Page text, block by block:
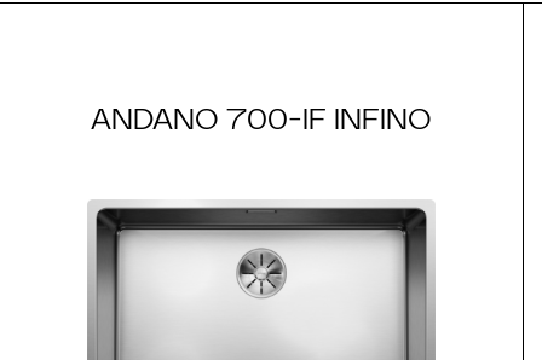
ANDANO 700-IF INFINO